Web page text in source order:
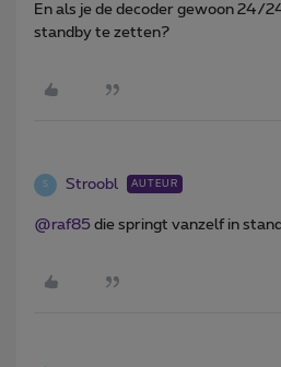
En als je de decoder gewoon 24/
standby te zetten?
S Stroobl AUTEUR
@raf85 die springt vanzelf in